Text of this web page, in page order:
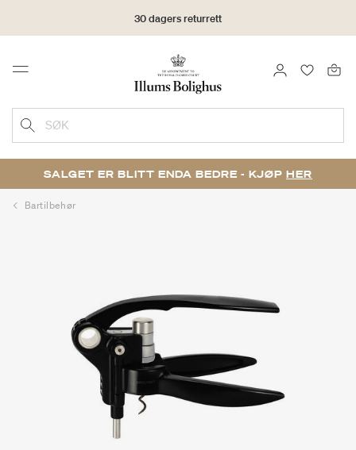
30 dagers returrett
Menu LOGG INN
SØK
SALGET ER BLITT ENDA BEDRE - KJØP HER
Bartilbehør